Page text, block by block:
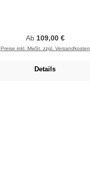
Regulärer Preis:
Ab 109,00 €
Preise inkl. MwSt. zzgl. Versandkosten
Details